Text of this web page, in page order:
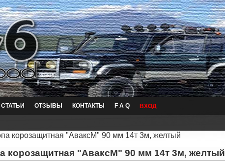
СТАТЬИ ОТЗЫВЫ КОНТАКТЫ F A Q ВХОД
корозащитная "АваксМ" 90 мм 14т 3м, желтый
корозащитная "АваксМ" 90 мм 14т 3м, желтый